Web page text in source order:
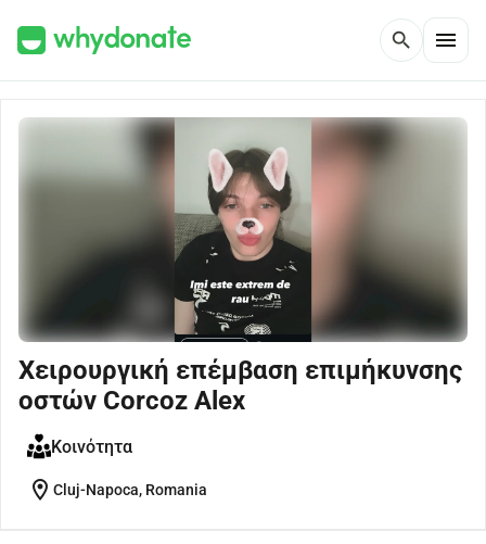
search menu
Χειρουργική επέμβαση επιμήκυνσης
οστών Corcoz Alex
Κοινότητα
location_on Cluj-Napoca, Romania